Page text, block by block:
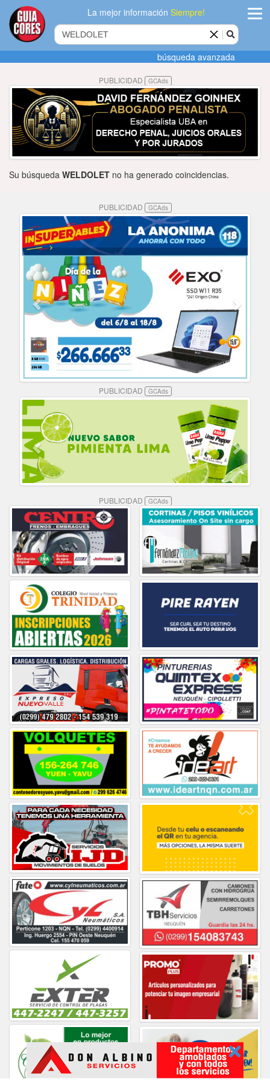
La mejor informaciónSiempre!
Agregar
empresa
datos
Publicidad
Tiendacores
Contactenos
búsqueda avanzada
PUBLICIDAD GCAds
Su búsqueda WELDOLET no ha generado coincidencias.
PUBLICIDAD GCAds
PUBLICIDAD GCAds
PUBLICIDAD GCAds